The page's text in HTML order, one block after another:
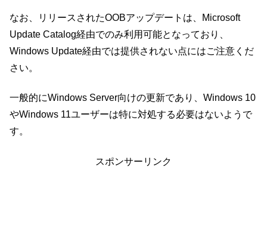
なお、リリースされたOOBアップデートは、Microsoft
Update Catalog経由でのみ利用可能となっており、
Windows Update経由では提供されない点にはご注意くだ
さい。
一般的にWindows Server向けの更新であり、Windows 10
やWindows 11ユーザーは特に対処する必要はないようで
す。
スポンサーリンク